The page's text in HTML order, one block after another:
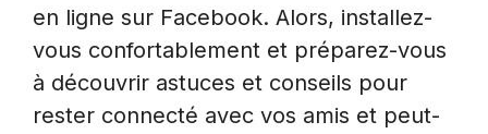
en ligne sur Facebook. Alors, installez-
vous confortablement et préparez-vous
à découvrir astuces et conseils pour
rester connecté avec vos amis et peut-